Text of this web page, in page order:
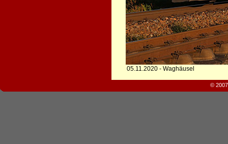
05.11.2020 - Waghäusel
©